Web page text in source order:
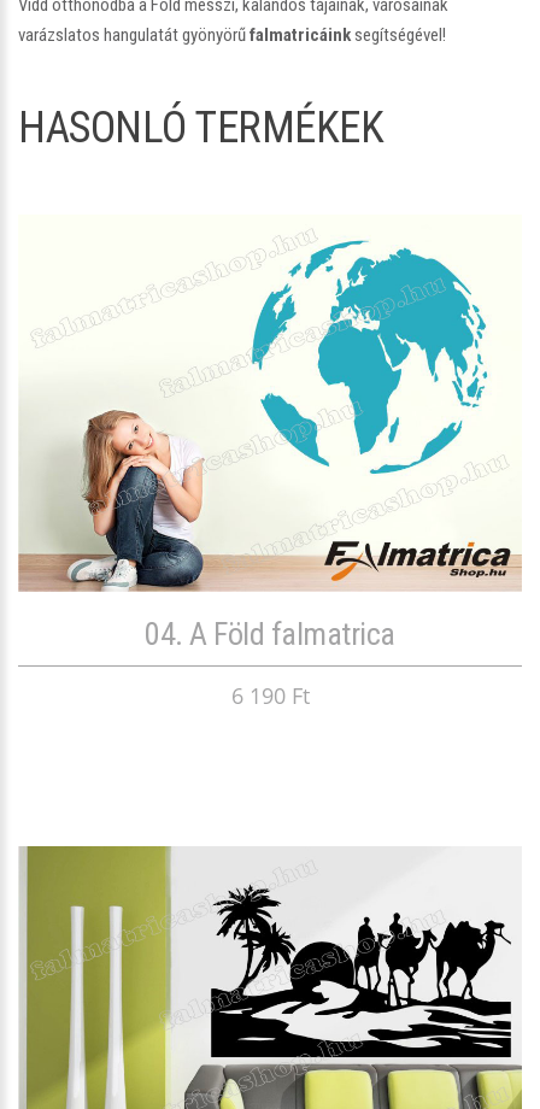
varázslatos hangulatát gyönyörűfalmatricáinksegítségével!
HASONLÓ TERMÉKEK
04. A Föld falmatrica
6 190 Ft